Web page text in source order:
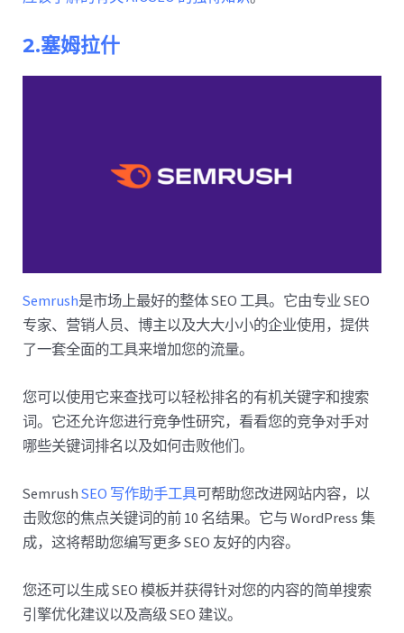
2.塞姆拉什
Semrush是市场上最好的整体 SEO 工具。它由专业 SEO
专家、营销人员、博主以及大大小小的企业使用，提供
了一套全面的工具来增加您的流量。
您可以使用它来查找可以轻松排名的有机关键字和搜索
词。它还允许您进行竞争性研究，看看您的竞争对手对
哪些关键词排名以及如何击败他们。
SemrushSEO 写作助手工具可帮助您改进网站内容，以
击败您的焦点关键词的前 10 名结果。它与 WordPress 集
成，这将帮助您编写更多 SEO 友好的内容。
您还可以生成 SEO 模板并获得针对您的内容的简单搜索
引擎优化建议以及高级 SEO 建议。